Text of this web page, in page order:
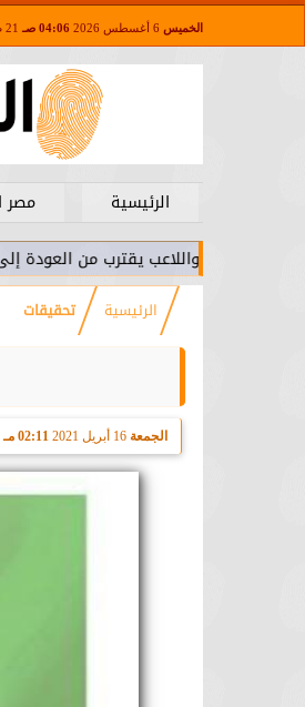
الخميس 04:06 صـ 21 صفر 1448
الرئيسية مصر
واللاعب يقترب من العودة إلى القاهرة
الرئيسية تحقيقات
الجمعة 16 أبريل 2021 02:11 مـ